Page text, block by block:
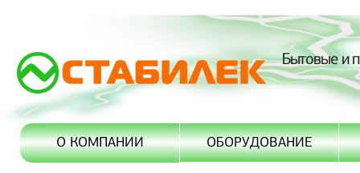
Бытовые и
О КОМПАНИИ ОБОРУДОВАНИЕ